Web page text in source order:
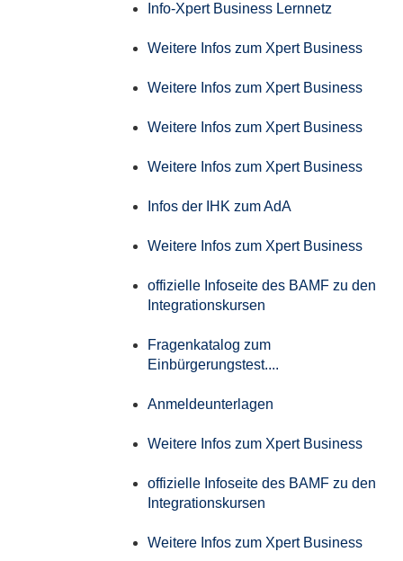
Info-Xpert Business Lernnetz
Weitere Infos zum Xpert Business
Weitere Infos zum Xpert Business
Weitere Infos zum Xpert Business
Weitere Infos zum Xpert Business
Infos der IHK zum AdA
Weitere Infos zum Xpert Business
offizielle Infoseite des BAMF zu den
Integrationskursen
Fragenkatalog zum
Einbürgerungstest....
Anmeldeunterlagen
Weitere Infos zum Xpert Business
offizielle Infoseite des BAMF zu den
Integrationskursen
Weitere Infos zum Xpert Business